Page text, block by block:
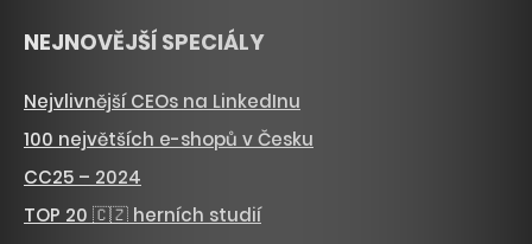
NEJNOVĚJŠÍ SPECIÁLY
Nejvlivnější CEOs na LinkedInu
100 největších e-shopů v Česku
CC25 – 2024
TOP 20 🇨🇿 herních studií